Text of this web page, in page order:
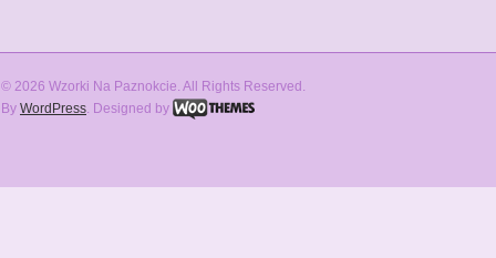
© 2026 Wzorki Na Paznokcie. All Rights Reserved.
By WordPress. Designed by